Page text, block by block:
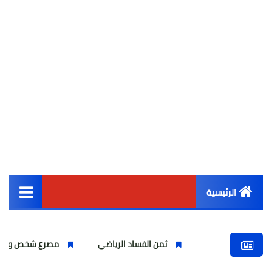
الرئيسية
أخبار مصر
ثمن الفساد الرياضي مصرع شخص واصابة اخرين بشركة